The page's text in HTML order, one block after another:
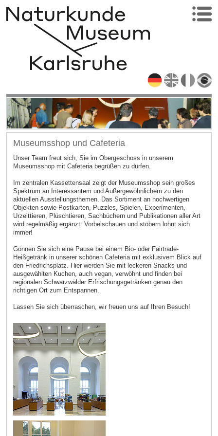
Museumsshop und Cafeteria
Unser Team freut sich, Sie im Obergeschoss in unserem
Museumsshop mit Cafeteria begrüßen zu dürfen.
Im zentralen Kassettensaal zeigt der Museumsshop sein großes
Spektrum an Interessantem und Außergewöhnlichem zu den
aktuellen Ausstellungsthemen. Das Sortiment an hochwertigen
Objekten sowie Postkarten, Puzzles, Spielen, Experimenten,
Urzeittieren, Plüschtieren, Sachbüchern und Publikationen aller Art
wird regelmäßig ergänzt. Vorbeischauen und stöbern lohnt sich
immer!
Gönnen Sie sich eine Pause bei einem Bio- oder Fairtrade-
Heißgetränk in unserer schönen Cafeteria mit exklusivem Blick auf
den Friedrichsplatz. Hier werden Sie mit leckeren Snacks und
ausgewählten Kuchen, auch vegan, verwöhnt und finden bei
regionalen Schwarzwälder Erfrischungsgetränken genau den
richtigen Ort zum Entspannen.
Lassen Sie sich überraschen, wir freuen uns auf Ihren Besuch!